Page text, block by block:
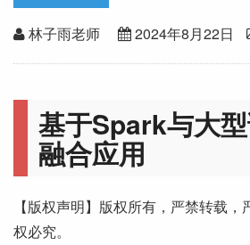
林子雨老师 2024年8月22日
基于Spark与大
融合应用
【版权声明】版权所有，严禁转载
权必究。